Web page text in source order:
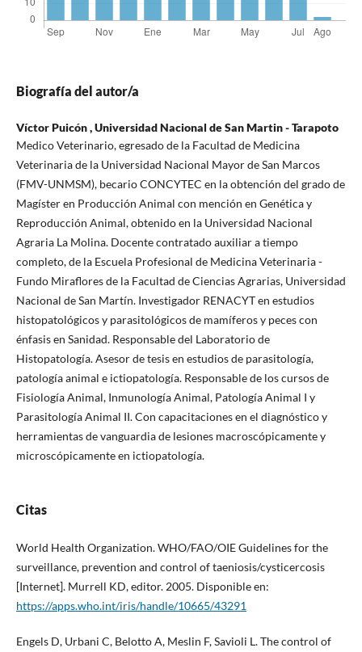
Biografía del autor/a
Víctor Puicón ,Universidad Nacional de San Martin - Tarapoto
Medico Veterinario, egresado de la Facultad de Medicina
Veterinaria de la Universidad Nacional Mayor de San Marcos
(FMV-UNMSM), becario CONCYTEC en la obtención del grado de
Magíster en Producción Animal con mención en Genética y
Reproducción Animal, obtenido en la Universidad Nacional
Agraria La Molina. Docente contratado auxiliar a tiempo
completo, de la Escuela Profesional de Medicina Veterinaria -
Fundo Miraflores de la Facultad de Ciencias Agrarias, Universidad
Nacional de San Martín. Investigador RENACYT en estudios
histopatológicos y parasitológicos de mamíferos y peces con
énfasis en Sanidad. Responsable del Laboratorio de
Histopatología. Asesor de tesis en estudios de parasitología,
patología animal e ictiopatología. Responsable de los cursos de
Fisiología Animal, Inmunología Animal, Patología Animal I y
Parasitología Animal II. Con capacitaciones en el diagnóstico y
herramientas de vanguardia de lesiones macroscópicamente y
microscópicamente en ictiopatología.
Citas
World Health Organization. WHO/FAO/OIE Guidelines for the
surveillance, prevention and control of taeniosis/cysticercosis
[Internet]. Murrell KD, editor. 2005. Disponible en:
https://apps.who.int/iris/handle/10665/43291
Engels D, Urbani C, Belotto A, Meslin F, Savioli L. The control of